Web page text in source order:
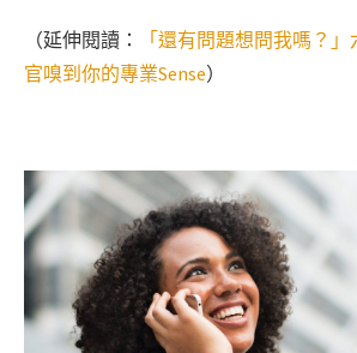
（延伸閱讀：
「還有問題想問我嗎？
官嗅到你的專業Sense）